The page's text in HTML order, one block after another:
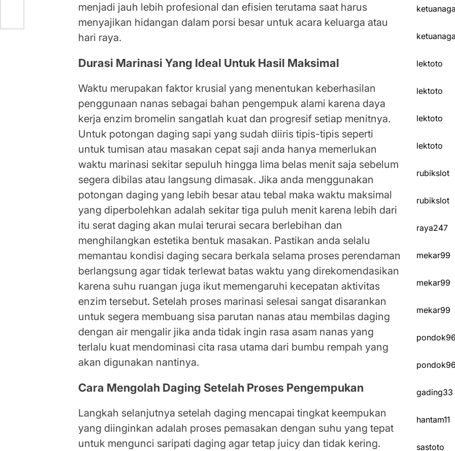
menjadi jauh lebih profesional dan efisien terutama saat harus
menyajikan hidangan dalam porsi besar untuk acara keluarga atau
hari raya.
Durasi Marinasi Yang Ideal Untuk Hasil Maksimal
Waktu merupakan faktor krusial yang menentukan keberhasilan
penggunaan nanas sebagai bahan pengempuk alami karena daya
kerja enzim bromelin sangatlah kuat dan progresif setiap menitnya.
Untuk potongan daging sapi yang sudah diiris tipis-tipis seperti
untuk tumisan atau masakan cepat saji anda hanya memerlukan
waktu marinasi sekitar sepuluh hingga lima belas menit saja sebelum
segera dibilas atau langsung dimasak. Jika anda menggunakan
potongan daging yang lebih besar atau tebal maka waktu maksimal
yang diperbolehkan adalah sekitar tiga puluh menit karena lebih dari
itu serat daging akan mulai terurai secara berlebihan dan
menghilangkan estetika bentuk masakan. Pastikan anda selalu
memantau kondisi daging secara berkala selama proses perendaman
berlangsung agar tidak terlewat batas waktu yang direkomendasikan
karena suhu ruangan juga ikut memengaruhi kecepatan aktivitas
enzim tersebut. Setelah proses marinasi selesai sangat disarankan
untuk segera membuang sisa parutan nanas atau membilas daging
dengan air mengalir jika anda tidak ingin rasa asam nanas yang
terlalu kuat mendominasi cita rasa utama dari bumbu rempah yang
akan digunakan nantinya.
Cara Mengolah Daging Setelah Proses Pengempukan
Langkah selanjutnya setelah daging mencapai tingkat keempukan
yang diinginkan adalah proses pemasakan dengan suhu yang tepat
untuk mengunci saripati daging agar tetap juicy dan tidak kering.
ketuanaga
ketuanaga
lektoto
lektoto
lektoto
lektoto
rubikslot
rubikslot
raya247
mekar99
mekar99
mekar99
gading33
hantam11
sastoto